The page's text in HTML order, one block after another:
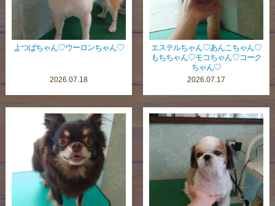
よつばちゃん♡ウーロンちゃん♡
2026.07.18
エステルちゃん♡あんこちゃん♡
もちちゃん♡モコちゃん♡コーク
ちゃん♡
2026.07.17